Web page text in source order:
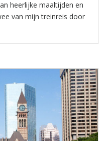
heerlijke maaltijden en
van mijn treinreis door